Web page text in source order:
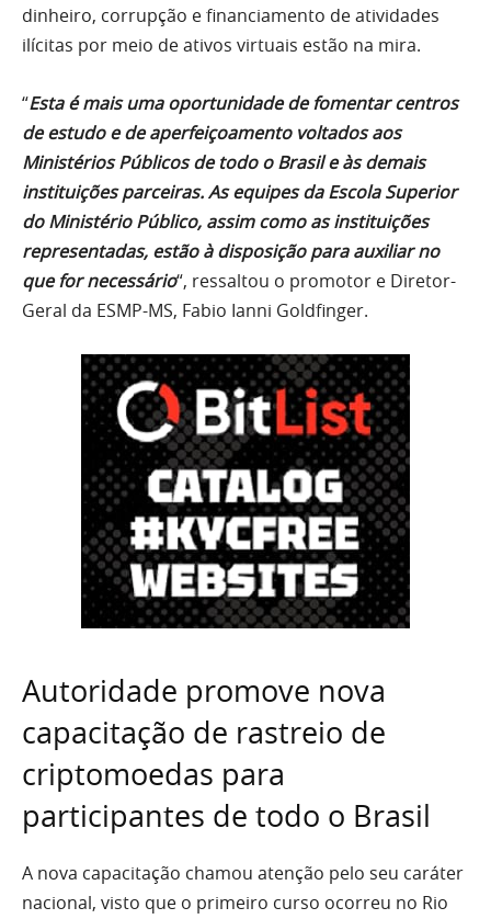
dinheiro, corrupção e financiamento de atividades
ilícitas por meio de ativos virtuais estão na mira.
“Esta é mais uma oportunidade de fomentar centros
de estudo e de aperfeiçoamento voltados aos
Ministérios Públicos de todo o Brasil e às demais
instituições parceiras. As equipes da Escola Superior
do Ministério Público, assim como as instituições
representadas, estão à disposição para auxiliar no
que for necessário“, ressaltou o promotor e Diretor-
Geral da ESMP-MS, Fabio Ianni Goldfinger.
Autoridade promove nova
capacitação de rastreio de
criptomoedas para
participantes de todo o Brasil
A nova capacitação chamou atenção pelo seu caráter
nacional, visto que o primeiro curso ocorreu no Rio